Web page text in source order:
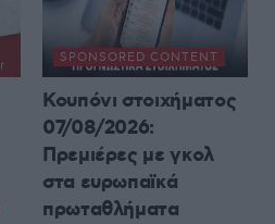
SPONSORED CONTENT
Κουπόνι στοιχήματος
07/08/2026:
Πρεμιέρες με γκολ
στα ευρωπαϊκά
πρωταθλήματα